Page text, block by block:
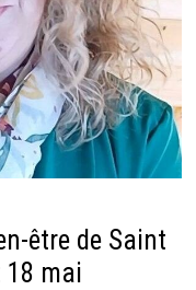
être de Saint
18 mai